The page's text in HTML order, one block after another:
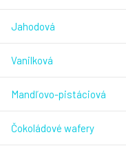
Jahodová
Vanilková
Mandľovo-pistáciová
Čokoládové wafery